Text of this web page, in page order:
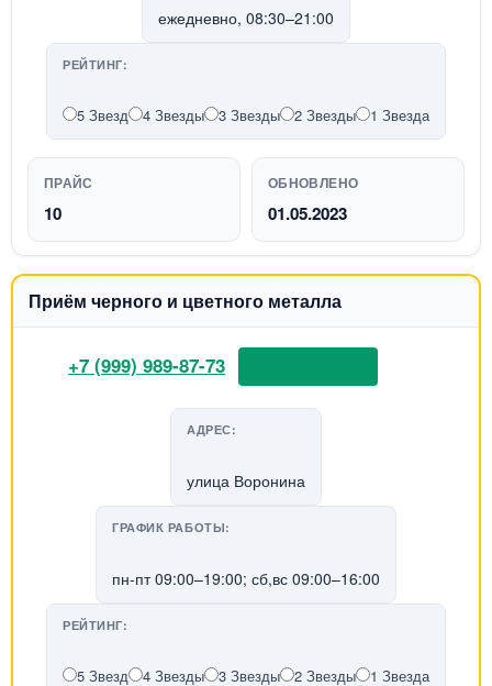
ежедневно, 08:30–21:00
РЕЙТИНГ:
5 Звезд 4 Звезды 3 Звезды 2 Звезды 1 Звезда
ПРАЙС
10
ОБНОВЛЕНО
01.05.2023
Приём черного и цветного металла
+7 (999) 989-87-73
АДРЕС:
улица Воронина
ГРАФИК РАБОТЫ:
пн-пт 09:00–19:00; сб,вс 09:00–16:00
РЕЙТИНГ:
5 Звезд 4 Звезды 3 Звезды 2 Звезды 1 Звезда